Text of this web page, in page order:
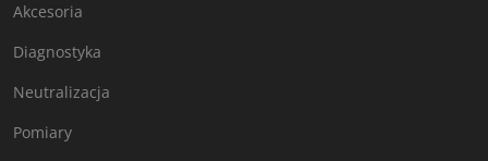
Akcesoria
Diagnostyka
Neutralizacja
Pomiary